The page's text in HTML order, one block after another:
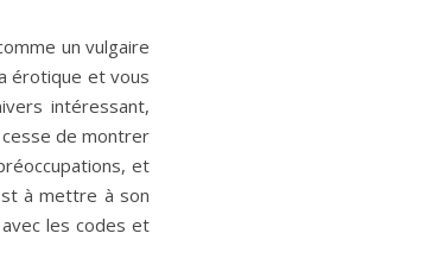
un vulgaire
érotique et vous
intéressant,
de montrer
et
à mettre à son
les codes et